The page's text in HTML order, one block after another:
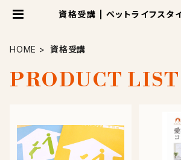
資格受講 | ペットライフスタ
HOME 資格受講
PRODUCT LIST